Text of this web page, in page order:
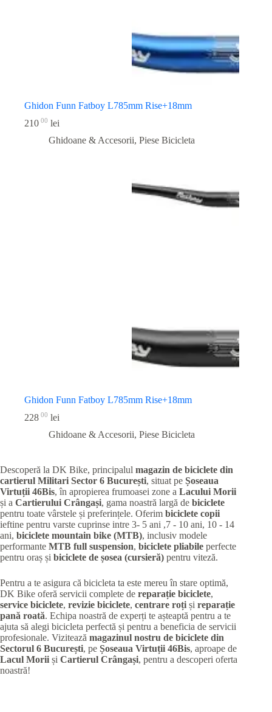
Ghidon Funn Fatboy L785mm Rise+18mm
210 00 lei
Ghidoane & Accesorii, Piese Bicicleta
Ghidon Funn Fatboy L785mm Rise+18mm
228 00 lei
Ghidoane & Accesorii, Piese Bicicleta
Descoperă la DK Bike, principalul magazin de biciclete din
cartierul Militari Sector 6 București, situat pe Șoseaua
Virtuții 46Bis, în apropierea frumoasei zone a Lacului Morii
și a Cartierului Crângași, gama noastră largă de biciclete
pentru toate vârstele și preferințele. Oferim biciclete copii
ieftine pentru varste cuprinse intre 3- 5 ani ,7 - 10 ani, 10 - 14
ani, biciclete mountain bike (MTB), inclusiv modele
performante MTB full suspension, biciclete pliabile perfecte
pentru oraș și biciclete de șosea (cursieră) pentru viteză.
Pentru a te asigura că bicicleta ta este mereu în stare optimă,
DK Bike oferă servicii complete de reparație biciclete,
service biciclete, revizie biciclete, centrare roți și reparație
pană roată. Echipa noastră de experți te așteaptă pentru a te
ajuta să alegi bicicleta perfectă și pentru a beneficia de servicii
profesionale. Vizitează magazinul nostru de biciclete din
Sectorul 6 București, pe Șoseaua Virtuții 46Bis, aproape de
Lacul Morii și Cartierul Crângași, pentru a descoperi oferta
noastră!